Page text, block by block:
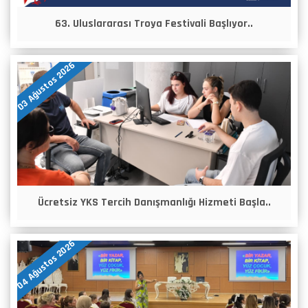
63. Uluslararası Troya Festivali Başlıyor..
03 Ağustos 2026
Ücretsiz YKS Tercih Danışmanlığı Hizmeti Başla..
04 Ağustos 2026